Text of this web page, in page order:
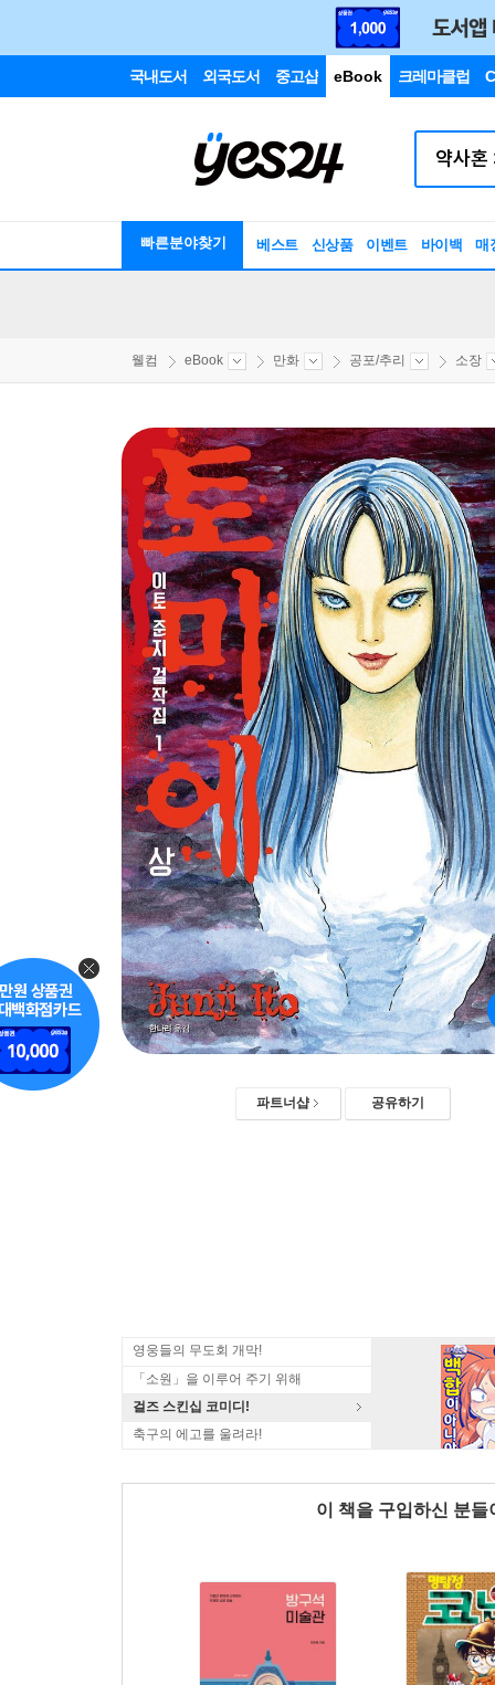
국내도서 외국도서 중고샵 eBook 크레마클럽
빠른분야찾기 베스트 신상품 이벤트 바이백 매
웰컴 eBook 만화 공포/추리 소장
파트너샵 공유하기
영웅들의 무도회 개막!
「소원」을 이루어 주기 위해
걸즈 스킨십 코미디!
축구의 에고를 울려라!
이 책을 구입하신 분